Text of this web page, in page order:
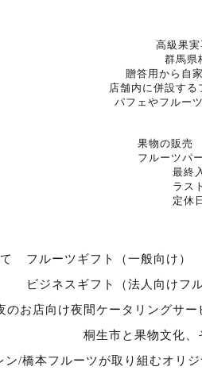
高級果
群馬県
贈答用から自
店舗内に併設する
パフェやフルー
果物の販
フルーツパ
最
ラス
定
フルーツギフト（一般向け）
ビジネスギフト（法人向けフ
のお店向け夜間ケータリングサー
桐生市と果物文化
ン/橋本フルーツが取り組むオリ